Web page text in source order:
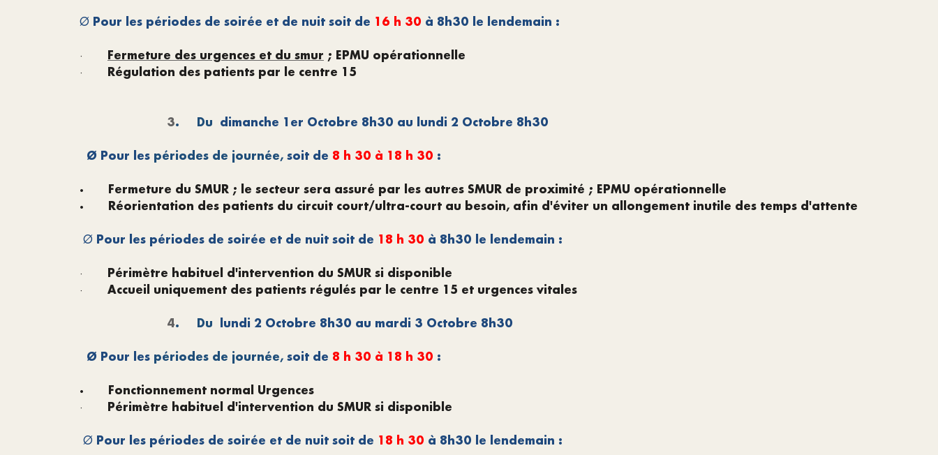
Ø Pour les périodes de soirée et de nuit soit de 16 h 30 à 8h30 le lendemain :
· Fermeture des urgences et du smur ; EPMU opérationnelle
· Régulation des patients par le centre 15
3. Du dimanche 1er Octobre 8h30 au lundi 2 Octobre 8h30
Ø Pour les périodes de journée, soit de 8 h 30 à 18 h 30 :
·
Fermeture du SMUR ; le secteur sera assuré par les autres SMUR de proximité ; EPMU opérationnelle
·
Réorientation des patients du circuit court/ultra-court au besoin, afin d'éviter un allongement inutile des temps d'attente
Ø Pour les périodes de soirée et de nuit soit de 18 h 30 à 8h30 le lendemain :
· Périmètre habituel d'intervention du SMUR si disponible
· Accueil uniquement des patients régulés par le centre 15 et urgences vitales
4. Du lundi 2 Octobre 8h30 au mardi 3 Octobre 8h30
Ø Pour les périodes de journée, soit de 8 h 30 à 18 h 30 :
· Fonctionnement normal Urgences
· Périmètre habituel d'intervention du SMUR si disponible
Ø Pour les périodes de soirée et de nuit soit de 18 h 30 à 8h30 le lendemain :